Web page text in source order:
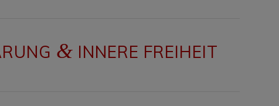
& INNERE FREIHEIT